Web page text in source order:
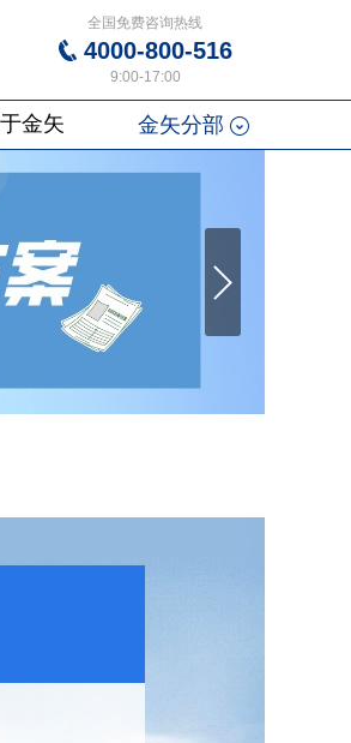
全国免费咨询热线
4000-800-516
9:00-17:00
金矢 金矢分部